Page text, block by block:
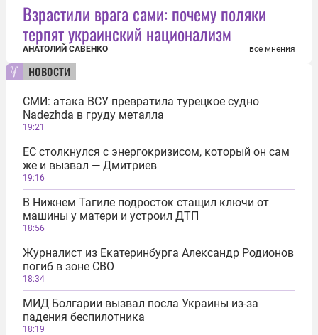
Взрастили врага сами: почему поляки
терпят украинский национализм
АНАТОЛИЙ САВЕНКО все мнения
новости
СМИ: атака ВСУ превратила турецкое судно
Nadezhda в груду металла
19:21
ЕС столкнулся с энергокризисом, который он сам
же и вызвал — Дмитриев
19:16
В Нижнем Тагиле подросток стащил ключи от
машины у матери и устроил ДТП
18:56
Журналист из Екатеринбурга Александр Родионов
погиб в зоне СВО
18:34
МИД Болгарии вызвал посла Украины из-за
падения беспилотника
18:19